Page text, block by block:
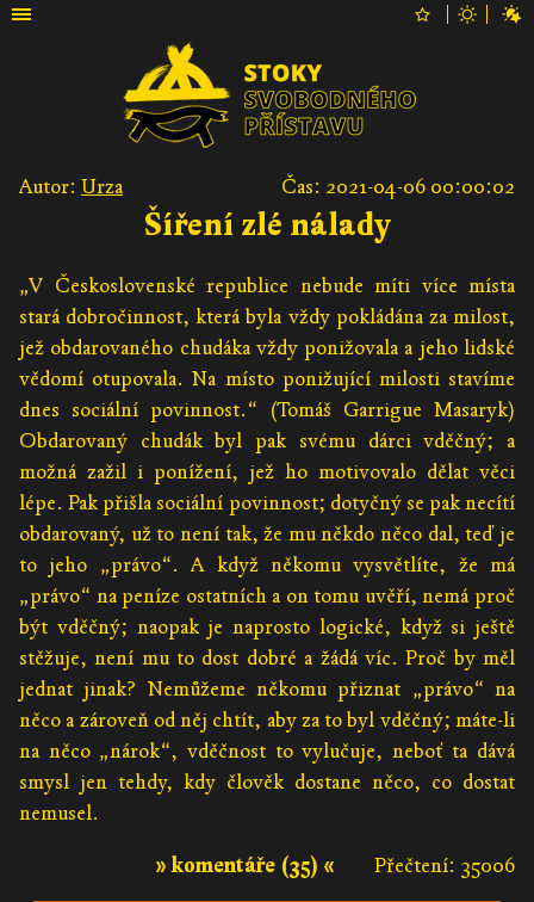
Autor: Urza Čas: 2021-04-06 00:00:02
Šíření zlé nálady
„V Československé republice nebude míti více místa
stará dobročinnost, která byla vždy pokládána za milost,
jež obdarovaného chudáka vždy ponižovala a jeho lidské
vědomí otupovala. Na místo ponižující milosti stavíme
dnes sociální povinnost.“ (Tomáš Garrigue Masaryk)
Obdarovaný chudák byl pak svému dárci vděčný; a
možná zažil i ponížení, jež ho motivovalo dělat věci
lépe. Pak přišla sociální povinnost; dotyčný se pak necítí
obdarovaný, už to není tak, že mu někdo něco dal, teď je
to jeho „právo“. A když někomu vysvětlíte, že má
„právo“ na peníze ostatních a on tomu uvěří, nemá proč
být vděčný; naopak je naprosto logické, když si ještě
stěžuje, není mu to dost dobré a žádá víc. Proč by měl
jednat jinak? Nemůžeme někomu přiznat „právo“ na
něco a zároveň od něj chtít, aby za to byl vděčný; máte-li
na něco „nárok“, vděčnost to vylučuje, neboť ta dává
smysl jen tehdy, kdy člověk dostane něco, co dostat
nemusel.
Přečtení: 35006
» komentáře (35) «